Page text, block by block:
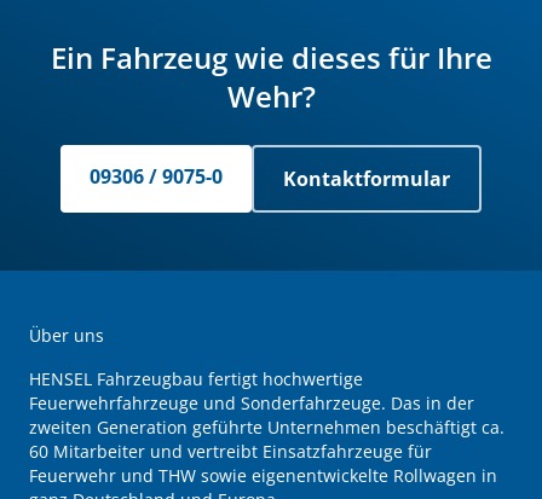
Ein Fahrzeug wie dieses für Ihre
Wehr?
09306 / 9075-0 Kontaktformular
Über uns
HENSEL Fahrzeugbau fertigt hochwertige
Feuerwehrfahrzeuge und Sonderfahrzeuge. Das in der
zweiten Generation geführte Unternehmen beschäftigt ca.
60 Mitarbeiter und vertreibt Einsatzfahrzeuge für
Feuerwehr und THW sowie eigenentwickelte Rollwagen in